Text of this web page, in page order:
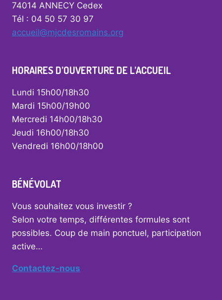
74014 ANNECY Cedex
Tél : 04 50 57 30 97
accueil@mjcdesromains.org
HORAIRES D’OUVERTURE DE L’ACCUEIL
Lundi 15h00/18h30
Mardi 15h00/19h00
Mercredi 14h00/18h30
Jeudi 16h00/18h30
Vendredi 16h00/18h00
BÉNÉVOLAT
Vous souhaitez vous investir ?
Selon votre temps, différentes formules sont
possibles. Coup de main ponctuel, participation
active…
Contactez-nous